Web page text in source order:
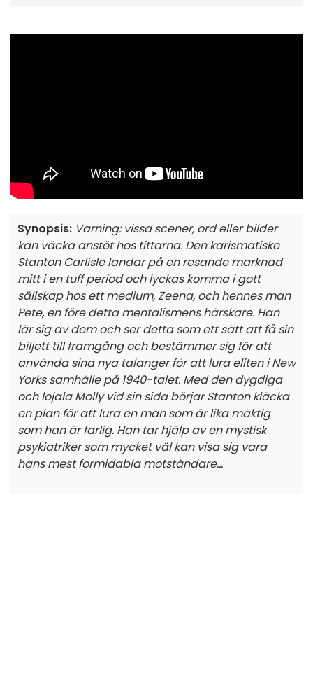
Synopsis: Varning: vissa scener, ord eller bilder
kan väcka anstöt hos tittarna. Den karismatiske
Stanton Carlisle landar på en resande marknad
mitt i en tuff period och lyckas komma i gott
sällskap hos ett medium, Zeena, och hennes man
Pete, en före detta mentalismens härskare. Han
lär sig av dem och ser detta som ett sätt att få sin
biljett till framgång och bestämmer sig för att
använda sina nya talanger för att lura eliten i New
Yorks samhälle på 1940-talet. Med den dygdiga
och lojala Molly vid sin sida börjar Stanton kläcka
en plan för att lura en man som är lika mäktig
som han är farlig. Han tar hjälp av en mystisk
psykiatriker som mycket väl kan visa sig vara
hans mest formidabla motståndare...